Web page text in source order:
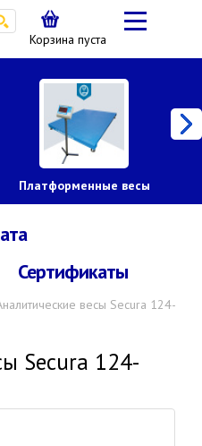
Корзина пуста
Платформенные весы
Сертификаты
весы Secura 124-
Secura 124-